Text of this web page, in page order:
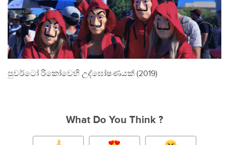
පුවර්ටෝ රිකෝවෙහි උද්ඝෝෂණයක් (2019)
What Do You Think ?